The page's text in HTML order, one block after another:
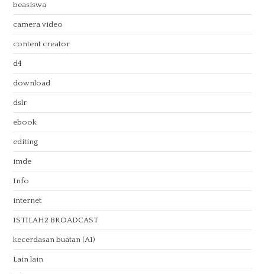
beasiswa
camera video
content creator
d4
download
dslr
ebook
editing
imde
Info
internet
ISTILAH2 BROADCAST
kecerdasan buatan (AI)
Lain lain